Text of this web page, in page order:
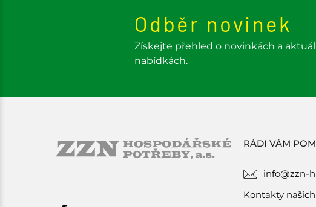
Odběr novinek
Získejte přehled o novinkách a
nabídkách.
RÁDI VÁM
info@zzn-
Kontakty